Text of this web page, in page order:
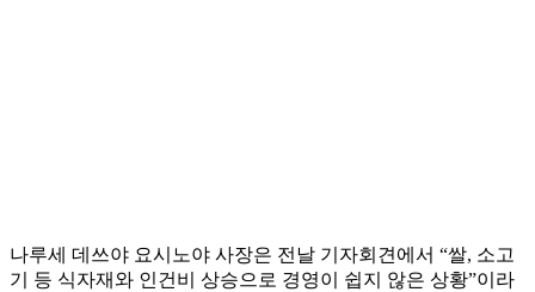
나루세 데쓰야 요시노야 사장은 전날 기자회견에서 “쌀, 소고
기 등 식자재와 인건비 상승으로 경영이 쉽지 않은 상황”이라